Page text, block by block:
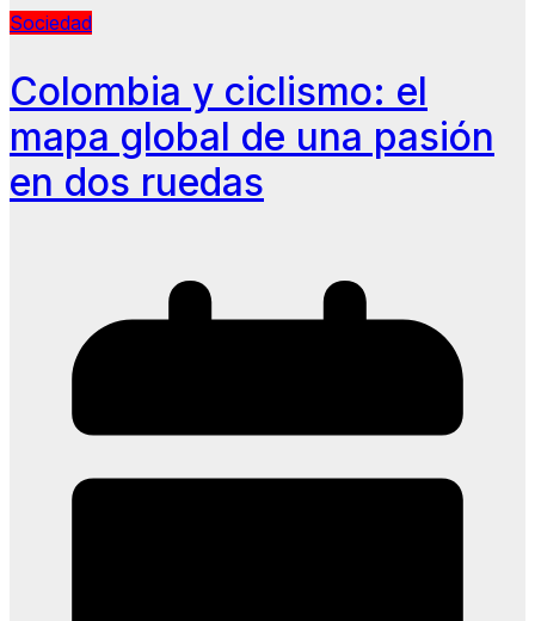
Sociedad
Colombia y ciclismo: el
mapa global de una pasión
en dos ruedas